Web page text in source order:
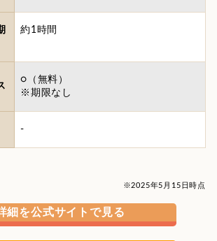
約1時間
○（無料）
※期限なし
-
※2025年5月15日時点
細を公式サイトで見る